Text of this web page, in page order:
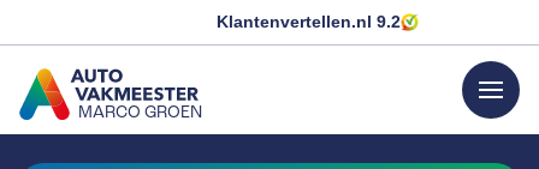
Klantenvertellen.nl 9.2
MARCO GROEN
GA NAAR DE HOMEPAGINA
menu